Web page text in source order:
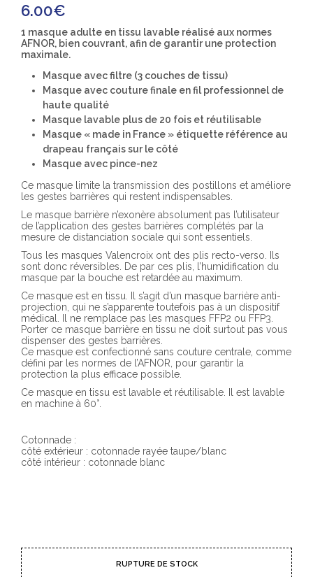
6.00€
1 masque adulte en tissu lavable réalisé aux normes
AFNOR, bien couvrant, afin de garantir une protection
maximale.
Masque avec filtre (3 couches de tissu)
Masque avec couture finale en fil professionnel de
haute qualité
Masque lavable plus de 20 fois et réutilisable
Masque « made in France » étiquette référence au
drapeau français sur le côté
Masque avec pince-nez
Ce masque limite la transmission des postillons et améliore
les gestes barrières qui restent indispensables.
Le masque barrière n’exonère absolument pas l’utilisateur
de l’application des gestes barrières complétés par la
mesure de distanciation sociale qui sont essentiels.
Tous les masques Valencroix ont des plis recto-verso. Ils
sont donc réversibles. De par ces plis, l’humidification du
masque par la bouche est retardée au maximum.
Ce masque est en tissu. Il s’agit d’un masque barrière anti-
projection, qui ne s’apparente toutefois pas à un dispositif
médical. Il ne remplace pas les masques FFP2 ou FFP3.
Porter ce masque barrière en tissu ne doit surtout pas vous
dispenser des gestes barrières.
Ce masque est confectionné sans couture centrale, comme
défini par les normes de l’AFNOR, pour garantir la
protection la plus efficace possible.
Ce masque en tissu est lavable et réutilisable. Il est lavable
en machine à 60°.
Cotonnade :
côté extérieur : cotonnade rayée taupe/blanc
côté intérieur : cotonnade blanc
RUPTURE DE STOCK